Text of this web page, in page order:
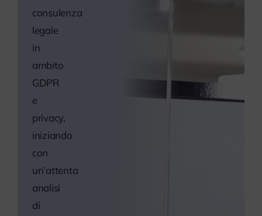
consulenza
legale
in
ambito
GDPR
e
privacy,
iniziando
con
un’attenta
analisi
di